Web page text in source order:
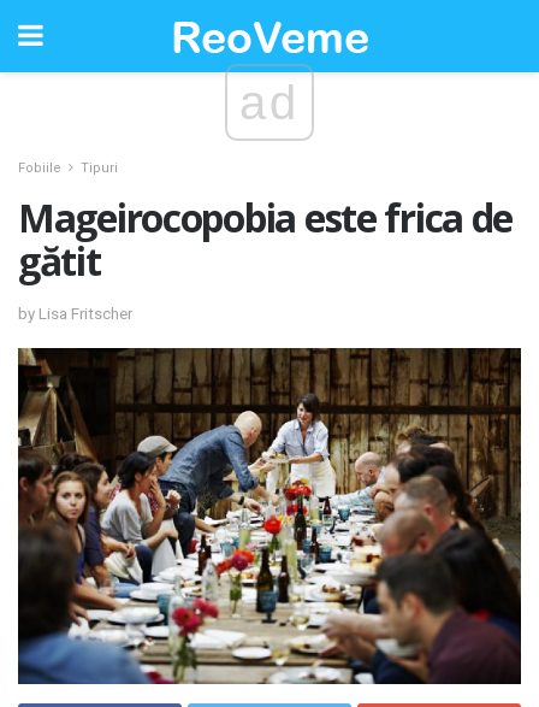
ad
Fobiile Tipuri
Mageirocopobia este frica de
gătit
by Lisa Fritscher